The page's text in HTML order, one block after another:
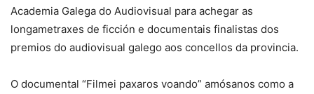
Academia Galega do Audiovisual para achegar as
longametraxes de ficción e documentais finalistas dos
premios do audiovisual galego aos concellos da provincia.
O documental “Filmei paxaros voando” amósanos como a